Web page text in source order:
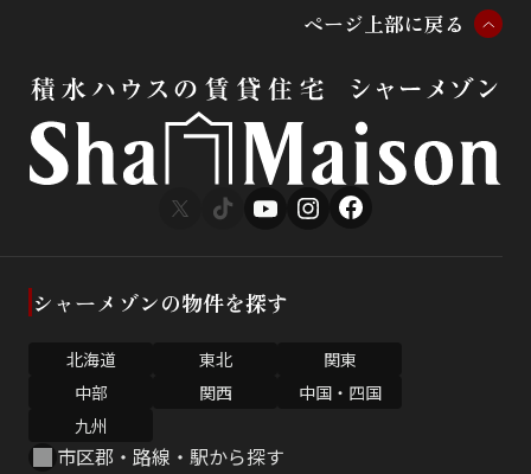
ページ 上部に戻る
シャーメゾンの物件を探す
北海道 東北
関東
中部
関西
中国・四国
九州
市区郡・路線・駅から探す